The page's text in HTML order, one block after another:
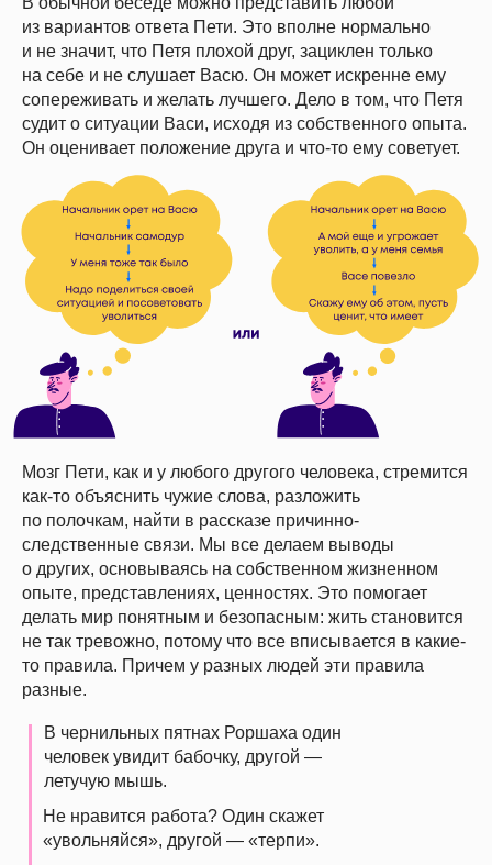
из вариантов ответа Пети. Это вполне нормально
и не значит, что Петя плохой друг, зациклен только
на себе и не слушает Васю. Он может искренне ему
сопереживать и желать лучшего. Дело в том, что Петя
судит о ситуации Васи, исходя из собственного опыта.
Он оценивает положение друга и что-то ему советует.
Мозг Пети, как и у любого другого человека, стремится
как-то объяснить чужие слова, разложить
по полочкам, найти в рассказе причинно-
следственные связи. Мы все делаем выводы
о других, основываясь на собственном жизненном
опыте, представлениях, ценностях. Это помогает
делать мир понятным и безопасным: жить становится
не так тревожно, потому что все вписывается в какие-
то правила. Причем у разных людей эти правила
разные.
В чернильных пятнах Роршаха один
человек увидит бабочку, другой —
летучую мышь.
Не нравится работа? Один скажет
«увольняйся», другой — «терпи».